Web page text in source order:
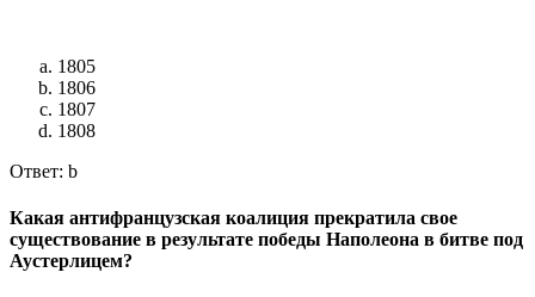
1805
1806
1807
1808
Ответ: b
Какая антифранцузская коалиция прекратила свое
существование в результате победы Наполеона в битве под
Аустерлицем?